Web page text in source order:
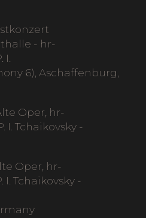
- hr-
6), Aschaffenburg,
Oper, hr-
I. Tchaikovsky -
Oper, hr-
Tchaikovsky -